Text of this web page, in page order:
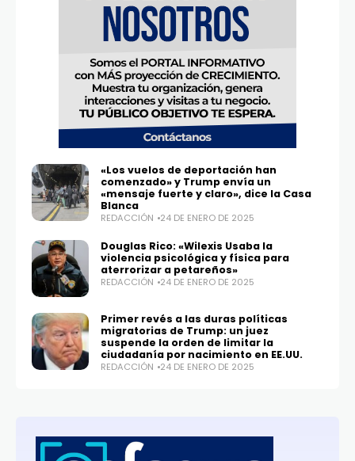
«Los vuelos de deportación han
comenzado» y Trump envía un
«mensaje fuerte y claro», dice la Casa
Blanca
REDACCIÓN 24 DE ENERO DE 2025
Douglas Rico: «Wilexis Usaba la
violencia psicológica y física para
aterrorizar a petareños»
REDACCIÓN 24 DE ENERO DE 2025
Primer revés a las duras políticas
migratorias de Trump: un juez
suspende la orden de limitar la
ciudadanía por nacimiento en EE.UU.
REDACCIÓN 24 DE ENERO DE 2025